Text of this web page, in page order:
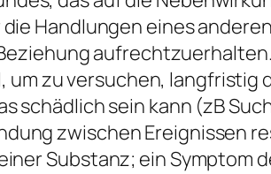
Handlungen eines
aufrechtzuerhalten.
zu versuchen, langfristig
schädlich sein kann (zB
zwischen Ereignissen
Substanz; ein Symptom